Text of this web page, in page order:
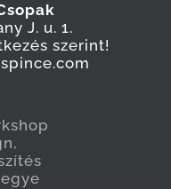
J. u. 1.
szerint!